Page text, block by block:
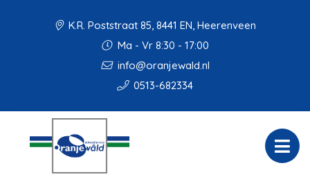
K.R. Poststraat 85, 8441 EN, Heerenveen
Ma - Vr 8:30 - 17:00
info@oranjewald.nl
0513-682334